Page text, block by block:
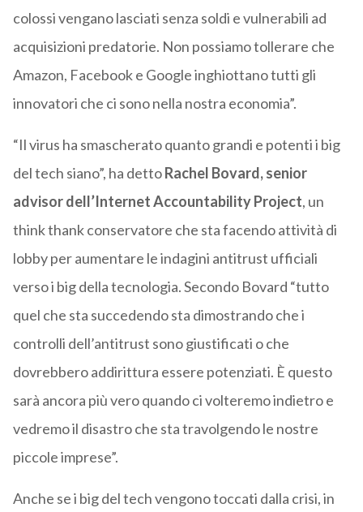
colossi vengano lasciati senza soldi e vulnerabili ad
acquisizioni predatorie. Non possiamo tollerare che
Amazon, Facebook e Google inghiottano tutti gli
innovatori che ci sono nella nostra economia”.
“Il virus ha smascherato quanto grandi e potenti i big
del tech siano”, ha dettoRachel Bovard, senior
advisor dell’Internet Accountability Project, un
think thank conservatore che sta facendo attività di
lobby per aumentare le indagini antitrust ufficiali
verso i big della tecnologia. Secondo Bovard “tutto
quel che sta succedendo sta dimostrando che i
controlli dell’antitrust sono giustificati o che
dovrebbero addirittura essere potenziati. È questo
sarà ancora più vero quando ci volteremo indietro e
vedremo il disastro che sta travolgendo le nostre
piccole imprese”.
Anche se i big del tech vengono toccati dalla crisi, in